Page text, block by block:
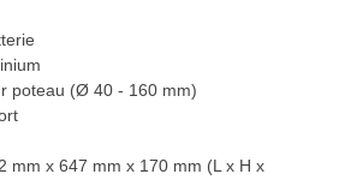
poteau (Ø 40 - 160 mm)
mm x 647 mm x 170 mm (L x H x